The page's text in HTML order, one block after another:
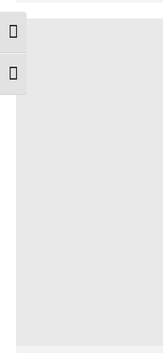
Attiva/disattiva alto contrasto
Attiva/disattiva dimensione